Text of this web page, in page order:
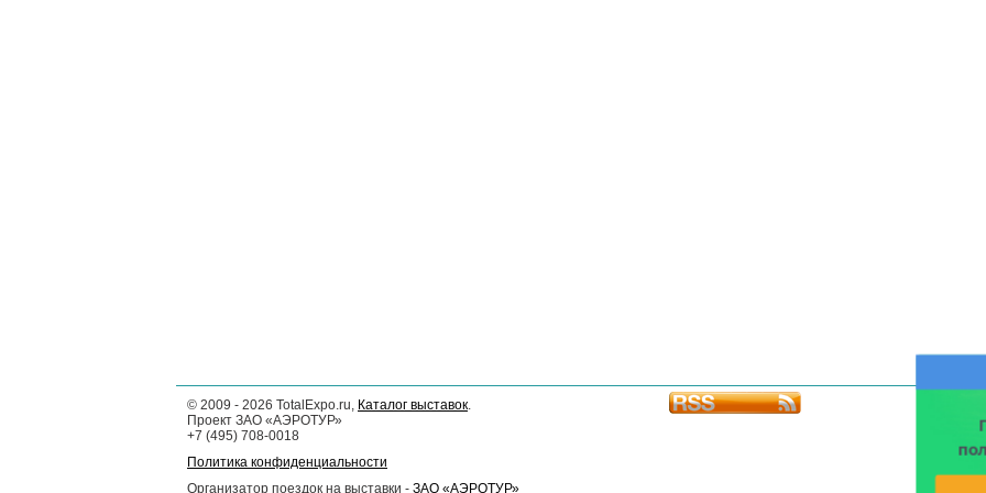
© 2009 - 2026 TotalExpo.ru, Каталог выставок.
Проект ЗАО «АЭРОТУР»
+7 (495) 708-0018
Политика конфиденциальности
Организатор поездок на выставки - ЗАО «АЭРОТУР»